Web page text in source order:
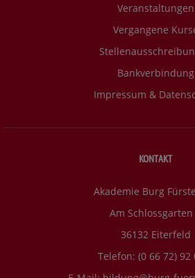
Veranstaltungen
Vergangene
Bankverbindung
Impressum &
KONTAKT
Akademie Burg
Am Schlossgarten
36132 Eiterfeld
Telefon: (0 66 72) 92